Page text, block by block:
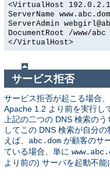
<VirtualHost
ServerName www.abc.dom
ServerAdmin
DocumentRoot /www/abc
</VirtualHost>
サービス拒否
サービス拒否が起こる場合
Apache 1.2 より前を実行し
上記の二つの DNS 検索の
してこの DNS 検索が自分
えば、 abc.dom が顧客のサ
ている場合、単に
より前の) サーバを起動不能